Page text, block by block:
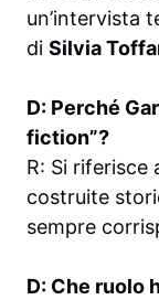
un’intervista
di Silvia
D: Perché
fiction”?
R: Si riferisce
costruite
sempre
D: Che ruolo